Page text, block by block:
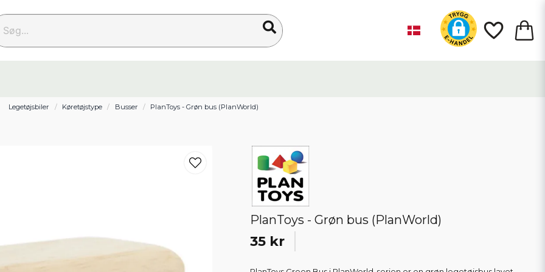
Legetøjsbiler Køretøjstype Busser PlanToys - Grøn bus (PlanWorld)
PlanToys - Grøn bus (PlanWorld)
35 kr